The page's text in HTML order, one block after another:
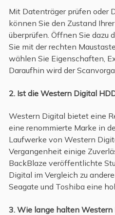
Mit Datenträger prüfen oder
können Sie den Zustand
überprüfen. Öffnen Sie dazu
Sie mit der rechten
wählen Sie Eigenschaften,
Daraufhin wird der
2. Ist die Western Digital
Western Digital bietet eine
eine renommierte Marke in
Laufwerke von Western
Vergangenheit einige
BackBlaze veröffentlichte
Digital im Vergleich zu
Seagate und Toshiba eine
3. Wie lange halten